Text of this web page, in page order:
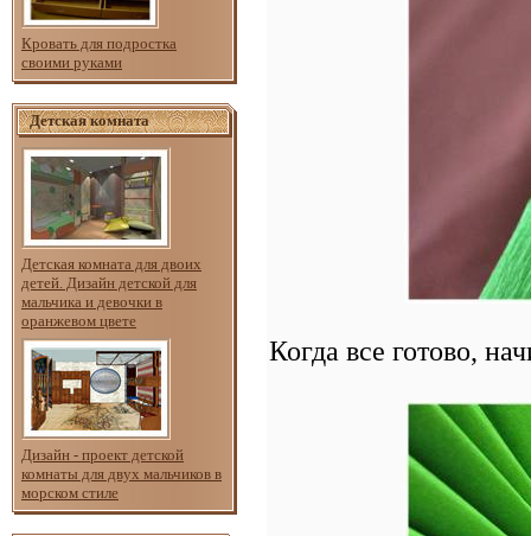
Кровать для подростка
своими руками
Детская комната
Детская комната для двоих
детей. Дизайн детской для
мальчика и девочки в
оранжевом цвете
Дизайн - проект детской
комнаты для двух мальчиков в
морском стиле
Когда все готово,